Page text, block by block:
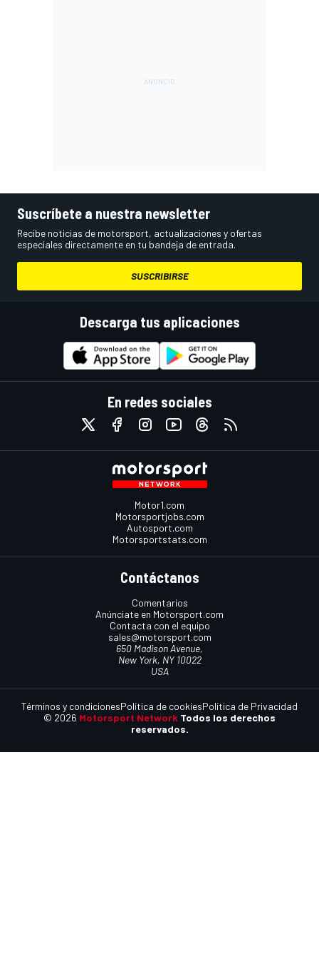
Suscríbete a nuestra newsletter
Recibe noticias de motorsport, actualizaciones y ofertas
especiales directamente en tu bandeja de entrada.
SUSCRIBIRSE
Descarga tus aplicaciones
En redes sociales
Motor1.com
Motorsportjobs.com
Autosport.com
Motorsportstats.com
Contáctanos
Comentarios
Anúnciate en Motorsport.com
Contacta con el equipo
sales@motorsport.com
650 Madison Avenue,
New York, NY 10022
USA
© 2026 Motorsport Network Todos los derechos
reservados.
Términos y condicionesPolítica de cookiesPolítica de Privacidad